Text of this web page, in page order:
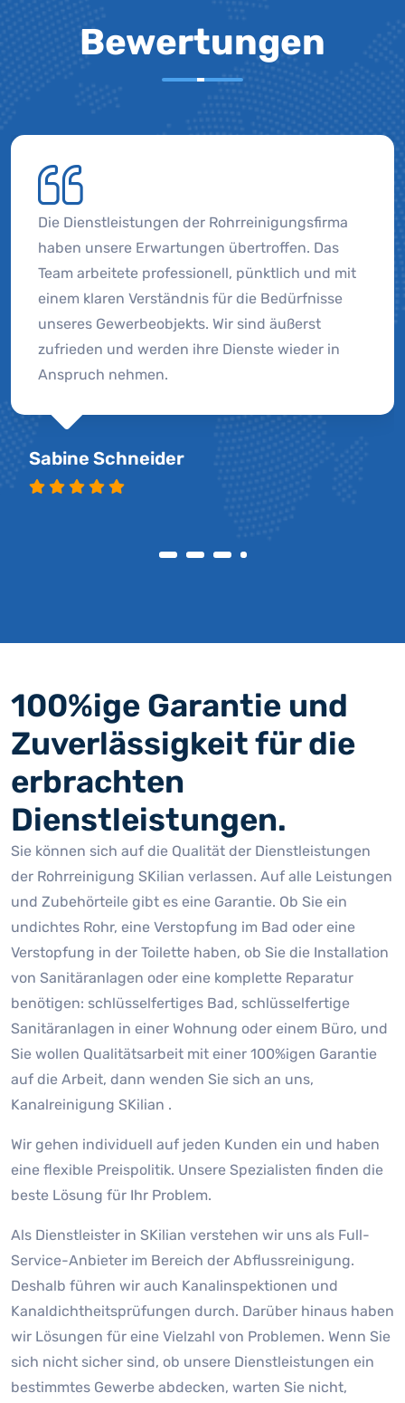
Bewertungen
Die Dienstleistungen der Rohrreinigungsfirma
haben unsere Erwartungen übertroffen. Das
Team arbeitete professionell, pünktlich und mit
einem klaren Verständnis für die Bedürfnisse
unseres Gewerbeobjekts. Wir sind äußerst
zufrieden und werden ihre Dienste wieder in
Anspruch nehmen.
Sabine Schneider
100%ige Garantie und
Zuverlässigkeit für die
erbrachten
Dienstleistungen.
Sie können sich auf die Qualität der Dienstleistungen
der Rohrreinigung SKilian verlassen. Auf alle Leistungen
und Zubehörteile gibt es eine Garantie. Ob Sie ein
undichtes Rohr, eine Verstopfung im Bad oder eine
Verstopfung in der Toilette haben, ob Sie die Installation
von Sanitäranlagen oder eine komplette Reparatur
benötigen: schlüsselfertiges Bad, schlüsselfertige
Sanitäranlagen in einer Wohnung oder einem Büro, und
Sie wollen Qualitätsarbeit mit einer 100%igen Garantie
auf die Arbeit, dann wenden Sie sich an uns,
Kanalreinigung SKilian .
Wir gehen individuell auf jeden Kunden ein und haben
eine flexible Preispolitik. Unsere Spezialisten finden die
beste Lösung für Ihr Problem.
Als Dienstleister in SKilian verstehen wir uns als Full-
Service-Anbieter im Bereich der Abflussreinigung.
Deshalb führen wir auch Kanalinspektionen und
Kanaldichtheitsprüfungen durch. Darüber hinaus haben
wir Lösungen für eine Vielzahl von Problemen. Wenn Sie
sich nicht sicher sind, ob unsere Dienstleistungen ein
bestimmtes Gewerbe abdecken, warten Sie nicht,